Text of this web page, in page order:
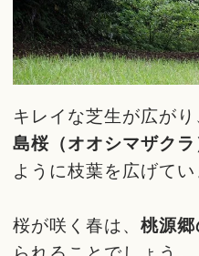
キレイな芝生が広がり
島桜（オオシマザク
ように枝葉を広げてい
桜が咲く春は、桃源